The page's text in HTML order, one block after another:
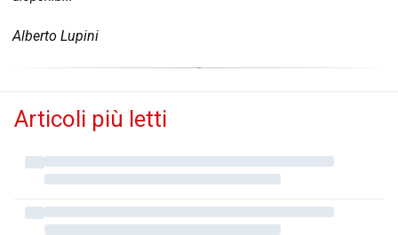
Alberto Lupini
Articoli più letti